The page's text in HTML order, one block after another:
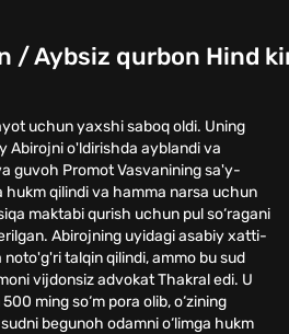
/ Aybsiz qurbon Hind
uchun yaxshi saboq oldi. Uning
Abirojni o'ldirishda ayblandi va
guvoh Promot Vasvanining sa'y-
qilindi va hamma narsa uchun
maktabi qurish uchun pul so‘ragani
Abirojning uyidagi asabiy xatti-
talqin qilindi, ammo bu sud
vijdonsiz advokat Thakral edi. U
ming so‘m pora olib, o‘zining
begunoh odamni o‘limga hukm